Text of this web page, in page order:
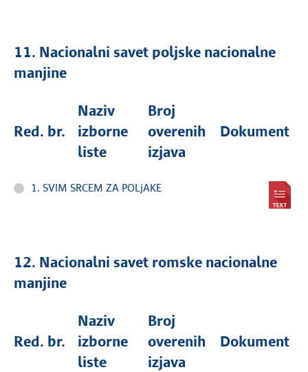
11. Nacionalni savet poljske nacionalne
manjine
Red. br.
Naziv
izborne
liste
Broj
overenih
izjava
Dokument
1. SVIM SRCEM ZA POLjAKE
12. Nacionalni savet romske nacionalne
manjine
Red. br.
Naziv
izborne
liste
Broj
overenih
izjava
Dokument